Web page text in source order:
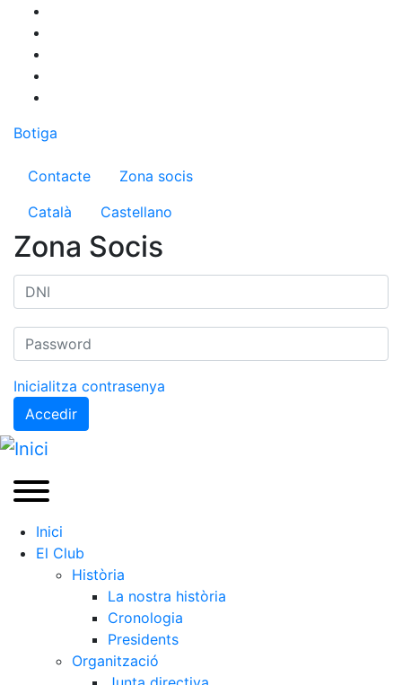
contingut
Botiga
Menú del compte d'usuari
Contacte
Zona socis
Català
Castellano
Zona Socis
Inicialitza contrasenya
Accedir
Inici
El Club
Història
La nostra història
Cronologia
Presidents
Organització